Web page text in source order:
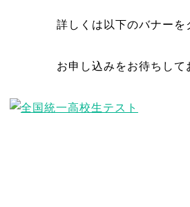
詳しくは以下のバナーを
お申し込みをお待ちして